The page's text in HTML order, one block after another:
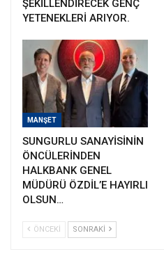
ŞEKİLLENDİRECEK GENÇ
YETENEKLERİ ARIYOR.
MANŞET
SUNGURLU SANAYİSİNİN
ÖNCÜLERİNDEN
HALKBANK GENEL
MÜDÜRÜ ÖZDİL’E HAYIRLI
OLSUN…
ÖNCEKI SONRAKI